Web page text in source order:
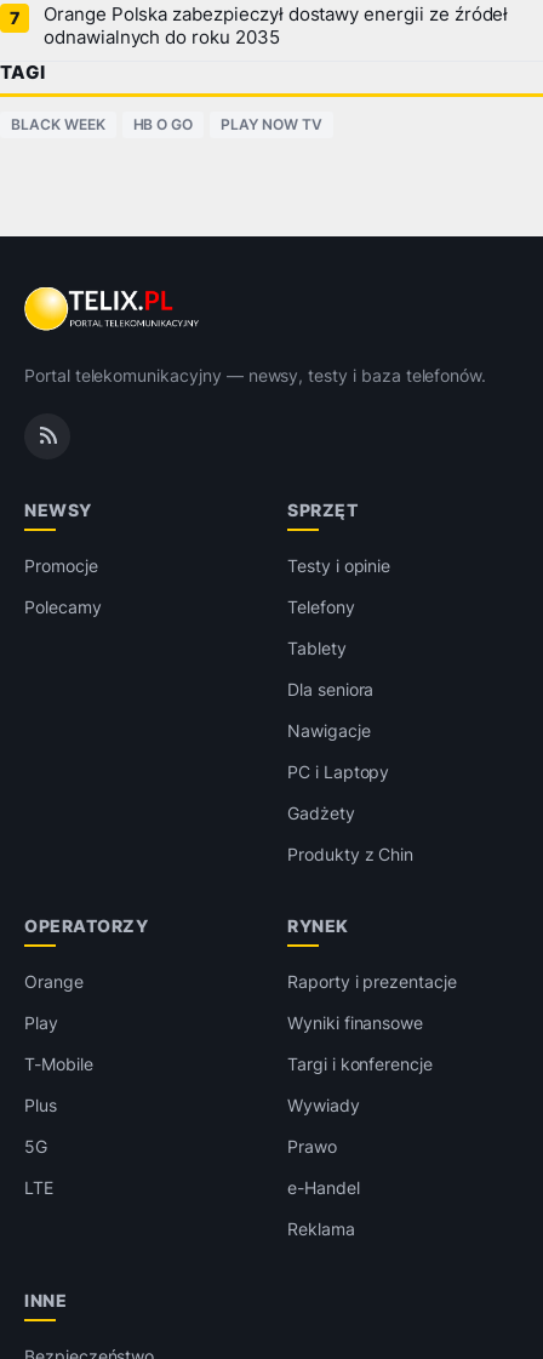
Orange Polska zabezpieczył dostawy energii ze źródeł
odnawialnych do roku 2035
TAGI
BLACK WEEK HB O GO PLAY NOW TV
Portal telekomunikacyjny — newsy, testy i baza telefonów.
NEWSY
Promocje
Polecamy
SPRZĘT
Testy i opinie
Telefony
Tablety
Dla seniora
Nawigacje
PC i Laptopy
Gadżety
Produkty z Chin
OPERATORZY
Orange
Play
T-Mobile
Plus
5G
LTE
RYNEK
Raporty i prezentacje
Wyniki finansowe
Targi i konferencje
Wywiady
Prawo
e-Handel
Reklama
INNE